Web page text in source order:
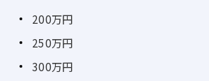
200万円
250万円
300万円